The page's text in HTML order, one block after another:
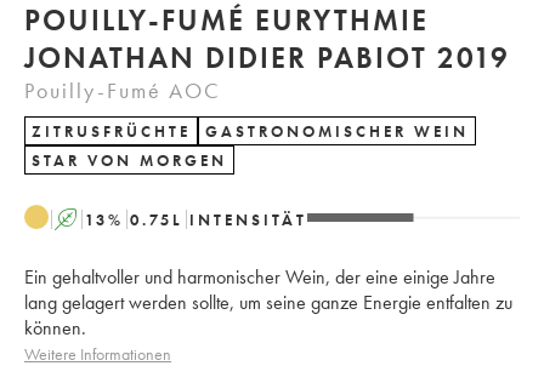
POUILLY-FUMÉ EURYTHMIE
JONATHAN DIDIER PABIOT 2019
Pouilly-Fumé AOC
ZITRUSFRÜCHTE
GASTRONOMISCHER WEIN
STAR VON MORGEN
A 13% 0.75 L INTENSITÄT
Ein gehaltvoller und harmonischer Wein, der eine einige Jahre
lang gelagert werden sollte, um seine ganze Energie entfalten zu
können.
Weitere Informationen